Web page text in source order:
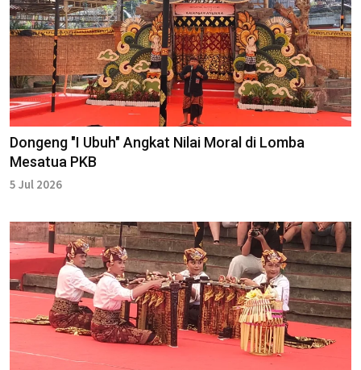
Dongeng "I Ubuh" Angkat Nilai Moral di Lomba
Mesatua PKB
5 Jul 2026